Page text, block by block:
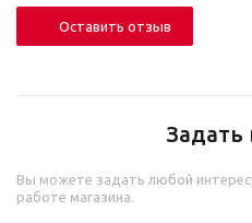
Оставить отзыв
Задать
Вы можете задать любой
работе магазина.